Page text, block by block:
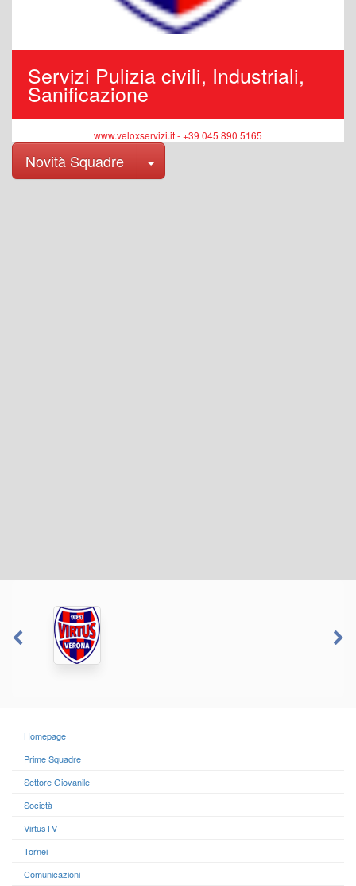
Servizi Pulizia civili, Industriali,
Sanificazione
www.veloxservizi.it - +39 045 890 5165
Novità Squadre Toggle Dropdown
Homepage
Prime Squadre
Settore Giovanile
Società
VirtusTV
Tornei
Comunicazioni